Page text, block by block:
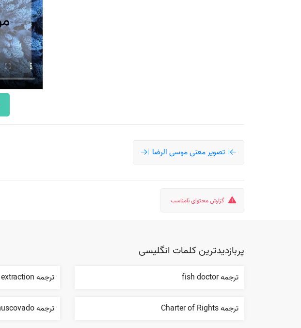
تصویر معنی موسی الرضا
گزارش محتوای نامناسب
پربازدیدترین کلمات انگلیسی
ترجمه fish doctor ترجمه dilation and extraction
ترجمه Charter of Rights ترجمه muscovado